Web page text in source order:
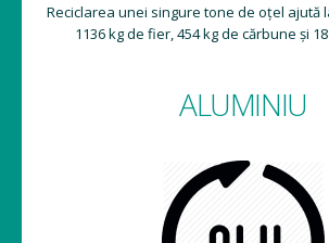
Reciclarea unei singure tone de oțel ajută
1136 kg de fier, 454 kg de cărbune și
ALUMINIU